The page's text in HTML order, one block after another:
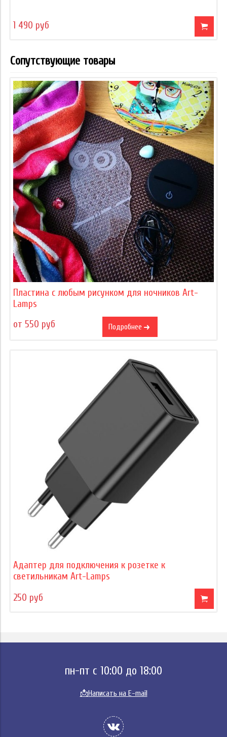
1 490 руб
Сопутствующие товары
Пластина с любым рисунком для ночников Art-
Lamps
от 550 руб
Подробнее
Адаптер для подключения к розетке к
светильникам Art-Lamps
250 руб
пн-пт с 10:00 до 18:00
📩Написать на E-mail